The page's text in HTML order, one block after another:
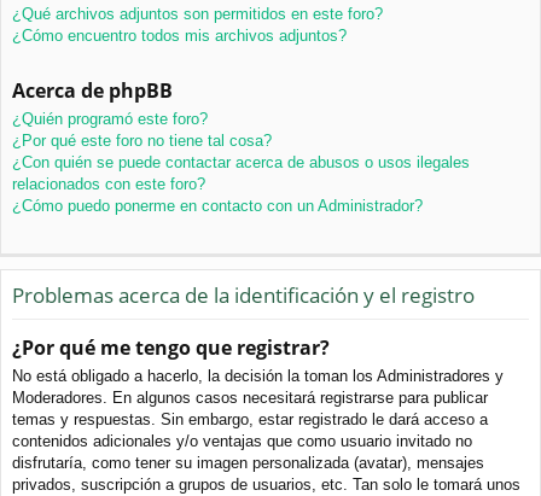
¿Qué archivos adjuntos son permitidos en este foro?
¿Cómo encuentro todos mis archivos adjuntos?
Acerca de phpBB
¿Quién programó este foro?
¿Por qué este foro no tiene tal cosa?
¿Con quién se puede contactar acerca de abusos o usos ilegales
relacionados con este foro?
¿Cómo puedo ponerme en contacto con un Administrador?
Problemas acerca de la identificación y el registro
¿Por qué me tengo que registrar?
No está obligado a hacerlo, la decisión la toman los Administradores y
Moderadores. En algunos casos necesitará registrarse para publicar
temas y respuestas. Sin embargo, estar registrado le dará acceso a
contenidos adicionales y/o ventajas que como usuario invitado no
disfrutaría, como tener su imagen personalizada (avatar), mensajes
privados, suscripción a grupos de usuarios, etc. Tan solo le tomará unos